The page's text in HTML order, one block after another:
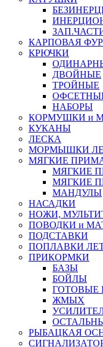
КАРПОВАЯ
КРЮЧКИ
ДВОЙНЫЕ
ТРОЙНЫЕ
НАБОРЫ
КОРМУШКИ и
КУКАНЫ
ЛЕСКА
МОРМЫШКИ
МЯГКИЕ
МЯГКИЕ
МЯГКИЕ
МАНДУЛЫ
НАСАДКИ
НОЖИ,
ПОВОДКИ и
ПОДСТАВКИ
ПОПЛАВКИ
ПРИКОРМКИ
БАЗЫ
БОЙЛЫ
ГОТОВЫЕ
ЖМЫХ
РЫБАЦКАЯ